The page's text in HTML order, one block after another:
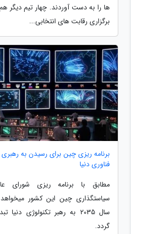
ها را به دست آوردند. چهار تیم دیگر
برگزاری رقابت های انتخابی...
برنامه ریزی چین برای رسیدن به رهبری
فناوری دنیا
مطابق با برنامه ریزی شورای
سیاستگذاری چین این کشور
سال 2035 به رهبر تکنولوژی دنیا
گردد.